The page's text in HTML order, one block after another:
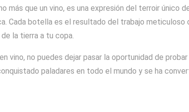
más que un vino, es una expresión del terroir único
Cada botella es el resultado del trabajo
la tierra a tu copa.
vino, no puedes dejar pasar la oportunidad de
paladares en todo el mundo y se ha